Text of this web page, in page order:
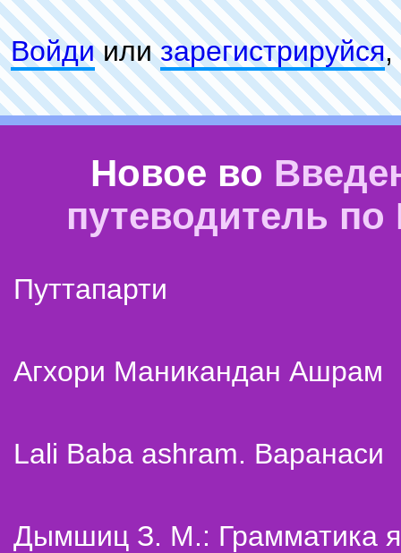
Войдиилизарeгиcтpируйся,
Новое во
путеводитель
Путтапарти
Агхори Маникандан Ашрам
Lali Baba ashram. Варанаси
Дымшиц З. М.: Грамматика